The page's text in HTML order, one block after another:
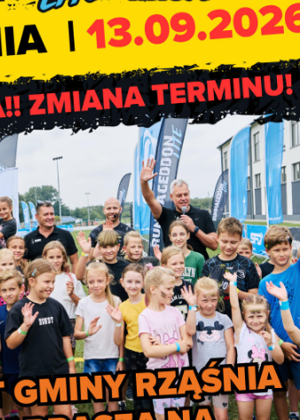
jest tylko dla pracowników
Łódzkiego i PGE Polskiej Grupy
decyzji o dofinansowanie nr
Programu Regionalnego Fundusze
chcących uzyskać zielone lub/i cyfrowe